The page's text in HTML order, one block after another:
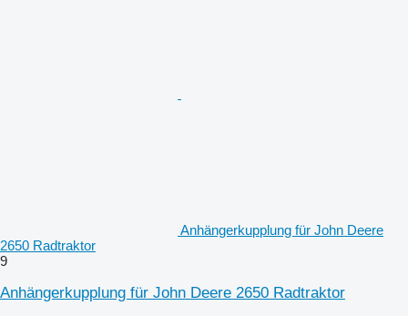
Anhängerkupplung für John Deere
2650 Radtraktor
9
Anhängerkupplung für John Deere 2650 Radtraktor